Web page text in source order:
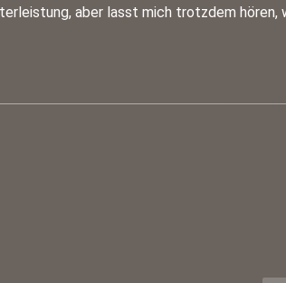
aber lasst mich trotzdem hören,